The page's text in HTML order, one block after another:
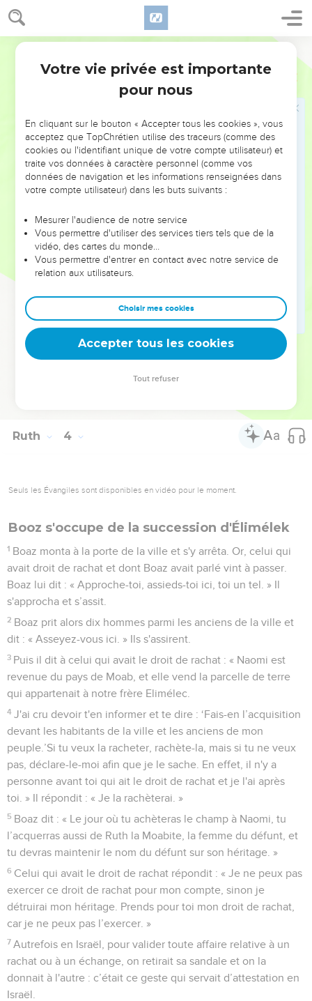
Ruth 3
ce que tu diras, car tout le monde chez nous sait que tu es
une femme de valeur.
Il est bien vrai que j'ai droit de rachat, mais il existe un
autre parent, plus proche que moi, qui a ce droit.
Passe la nuit ici. Demain, s'il veut exercer envers toi son
droit de rachat, c’est bien, qu'il le fasse ; mais s'il ne lui plaît
pas de l'exercer envers toi, je le ferai, moi, l'Eternel est
vivant ! Reste couchée jusqu'au matin. »
Elle resta couchée à ses pieds jusqu'au matin et se leva
avant qu'on puisse se reconnaître l'un l'autre. Boaz dit :
« Qu'on ne sache pas que cette femme est entrée dans l'aire
Et il ajouta : « Donne le manteau qui est sur toi, tiens-le. »
Elle le tint et il compta 6 mesures d'orge qu'il chargea sur
elle. Puis il entra dans la ville.
16
ma fille ? » Ruth lui raconta tout ce que cet homme avait fait
pour elle.
Elle dit : « Il m'a donné ces 6 mesures d'orge en disant : ‘Tu
ne retourneras pas les mains vides vers ta belle-mère.’ »
Naomi dit : « Ma fille, reste tranquille jusqu'à ce que tu
donnera pas de repos avant de l’avoir réglée aujourd'hui. »
Ruth 4
Seuls les Évangiles sont disponibles en vidéo pour le moment.
Booz s'occupe de la succession d'Élimélek
1 Boaz monta à la porte de la ville et s'y arrêta. Or, celui qui
avait droit de rachat et dont Boaz avait parlé vint à passer.
Boaz lui dit : « Approche-toi, assieds-toi ici, toi un tel. » Il
s'approcha et s’assit.
2 Boaz prit alors dix hommes parmi les anciens de la ville et
dit : « Asseyez-vous ici. » Ils s'assirent.
3 Puis il dit à celui qui avait le droit de rachat : « Naomi est
revenue du pays de Moab, et elle vend la parcelle de terre
qui appartenait à notre frère Elimélec.
4 J'ai cru devoir t'en informer et te dire : ‘Fais-en l’acquisition
devant les habitants de la ville et les anciens de mon
peuple.’Si tu veux la racheter, rachète-la, mais si tu ne veux
pas, déclare-le-moi afin que je le sache. En effet, il n'y a
personne avant toi qui ait le droit de rachat et je l'ai après
toi. » Il répondit : « Je la rachèterai. »
5 Boaz dit : « Le jour où tu achèteras le champ à Naomi, tu
l’acquerras aussi de Ruth la Moabite, la femme du défunt, et
tu devras maintenir le nom du défunt sur son héritage. »
6 Celui qui avait le droit de rachat répondit : « Je ne peux pas
exercer ce droit de rachat pour mon compte, sinon je
détruirai mon héritage. Prends pour toi mon droit de rachat,
car je ne peux pas l’exercer. »
7 Autrefois en Israël, pour valider toute affaire relative à un
rachat ou à un échange, on retirait sa sandale et on la
donnait à l'autre : c’était ce geste qui servait d’attestation en
Israël.
Votre vie privée est importante
pour nous
En cliquant sur le bouton « Accepter tous les cookies », vous
acceptez que TopChrétien utilise des traceurs (comme des
cookies ou l'identifiant unique de votre compte utilisateur) et
traite vos données à caractère personnel (comme vos
données de navigation et les informations renseignées dans
votre compte utilisateur) dans les buts suivants :
Mesurer l'audience de notre service
Vous permettre d'utiliser des services tiers tels que de la
vidéo, des cartes du monde…
Vous permettre d'entrer en contact avec notre service de
relation aux utilisateurs.
Choisir mes cookies
Accepter tous les cookies
Tout refuser